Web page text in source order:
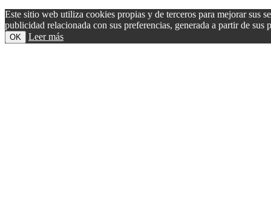
Este sitio web utiliza cookies propias y de terceros para mejorar sus
publicidad relacionada con sus preferencias, generada a partir de
OK Leer más